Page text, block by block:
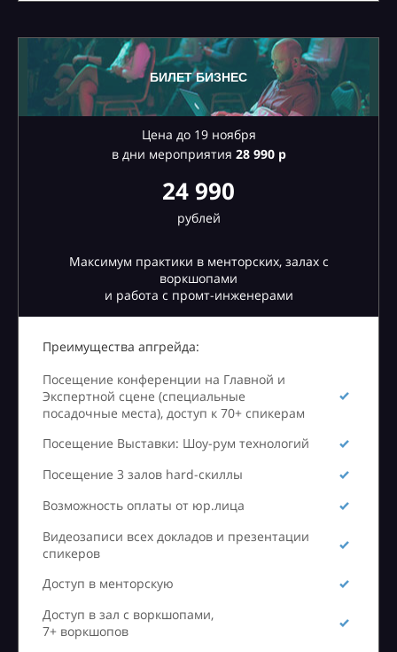
БИЛЕТ БИЗНЕС
Цена до 19 ноября
в дни мероприятия 28990 р
24 990
рублей
Максимум практики в менторских, залах с
воркшопами
и работа с промт-инженерами
Преимущества апгрейда:
Посещение конференции на Главной и
Экспертной сцене (специальные
посадочные места), доступ к 70+ спикерам
Посещение Выставки: Шоу-рум технологий
Посещение 3 залов hard-скиллы
Возможность оплаты от юр.лица
Видеозаписи всех докладов и презентации
спикеров
Доступ в менторскую
Доступ в зал с воркшопами,
7+ воркшопов